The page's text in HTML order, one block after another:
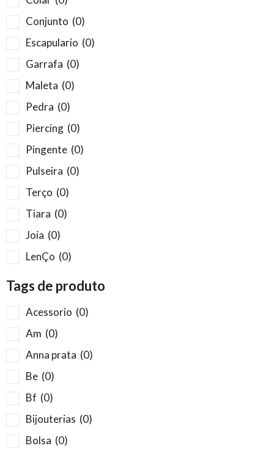
Conjunto (0)
Escapulario (0)
Garrafa (0)
Maleta (0)
Pedra (0)
Piercing (0)
Pingente (0)
Pulseira (0)
Terço (0)
Tiara (0)
Joia (0)
LenÇo (0)
Tags de produto
Acessorio (0)
Am (0)
Anna prata (0)
Be (0)
Bf (0)
Bijouterias (0)
Bolsa (0)